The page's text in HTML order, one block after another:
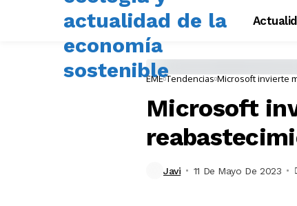
EME Tendencias Microsoft invierte
Microsoft
Javi 11 De Mayo De 2023